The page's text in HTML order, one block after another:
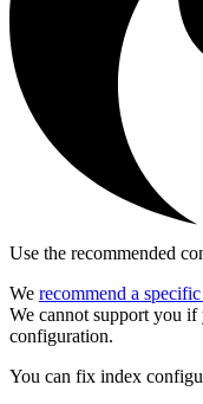
Use the recommended
We recommend a
We cannot support you if
configuration.
You can fix index